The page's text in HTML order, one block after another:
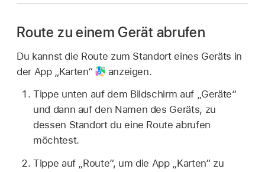
Route zu einem Gerät abrufen
Du kannst die Route zum Standort eines Geräts in
der App „Karten“
anzeigen.
Tippe unten auf dem Bildschirm auf „Geräte“
und dann auf den Namen des Geräts, zu
dessen Standort du eine Route abrufen
möchtest.
Tippe auf „Route“, um die App „Karten“ zu